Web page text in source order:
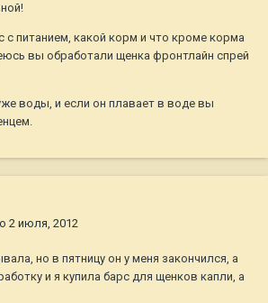
питанием, какой корм и что кроме корма
вы обработали щенка фронтлайн спрей
воды, и если он плавает в воде вы
2 июля, 2012
но в пятницу он у меня закончился, а
и я купила барс для щенков капли, а